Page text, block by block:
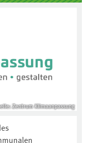
Zentrum Klimaanpassung